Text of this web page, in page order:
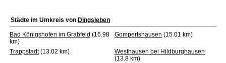
Städte im Umkreis von Dingsleben
Bad Königshofen im Grabfeld (16.98
km)
Gompertshausen (15.01 km)
Trappstadt(13.02 km)
Westhausen bei Hildburghausen
(13.8 km)